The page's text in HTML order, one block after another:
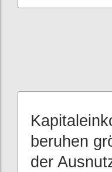
beruhen
der